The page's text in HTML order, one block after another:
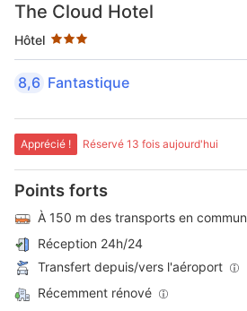
The Cloud Hotel
Hôtel
8,6 Fantastique
Apprécié ! Réservé 13 fois aujourd'hui
Points forts
À 150 m des transports en commun
Réception 24h/24
Transfert depuis/vers l'aéroport
Récemment rénové